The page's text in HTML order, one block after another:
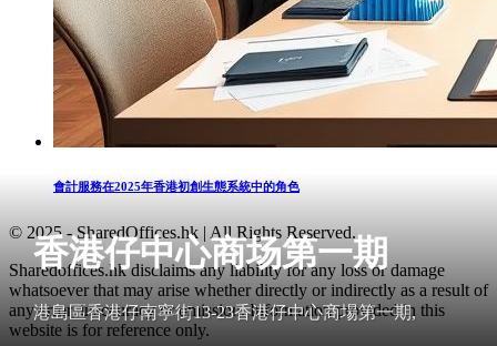
香港仔中心商场第一期
港島區香港仔南寧街13-23香港仔中心商場第一期,
會計服務在2025年香港初創生態系統中的角色
© 2025 - SharedOffices.hk | All Rights Reserved.
Sharedoffices.hk disclaims any liability for any loss or damage
whatsoever that may arise whether directly or indirectly as a result of
any error, inaccuracy or omission. Information provided in this
website is for reference only.